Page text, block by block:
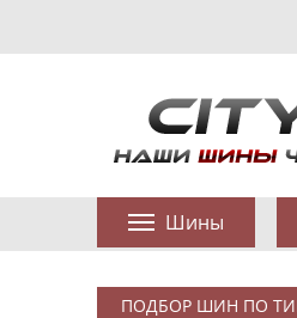
Шины
ПОДБОР ШИН ПО